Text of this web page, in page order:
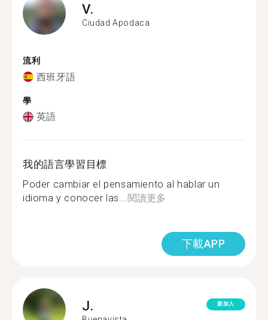
V.
Ciudad Apodaca
流利
西班牙語
學
英語
我的語言學習目標
Poder cambiar el pensamiento al hablar un
idioma y conocer las...閱讀更多
下載APP
J. 新加入